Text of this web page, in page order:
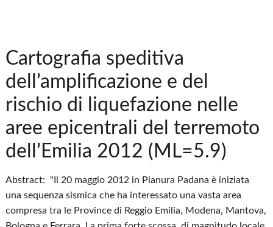
Cartografia speditiva
dell’amplificazione e del
rischio di liquefazione nelle
aree epicentrali del terremoto
dell’Emilia 2012 (ML=5.9)
Abstract: "Il 20 maggio 2012 in Pianura Padana è iniziata
una sequenza sismica che ha interessato una vasta area
compresa tra le Province di Reggio Emilia, Modena, Mantova,